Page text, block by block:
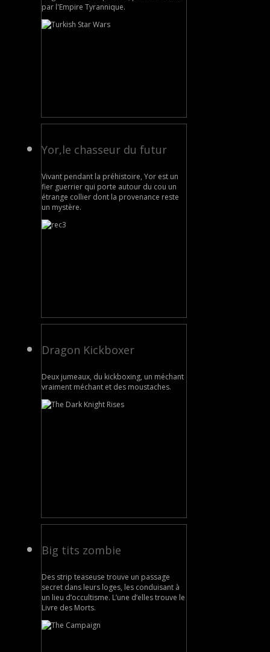
par l'Empire Tyrannique.
Yor,le chasseur du futur
Vivant pendant la préhistoire, Yor est un
fier guerrier qui porte autour du cou un
étrange collier dont la provenance reste
un mystère.
Dragon Kickboxer
Deux jumeaux, du kickboxing, un méchant
vraiment méchant et des moustaches.
Big tits zombie
Des strip teaseuse trouve un passage
secret dans leurs loges, les conduisant à
un lieu d’occultisme. L’une d’elles trouve le
Livre des Morts.